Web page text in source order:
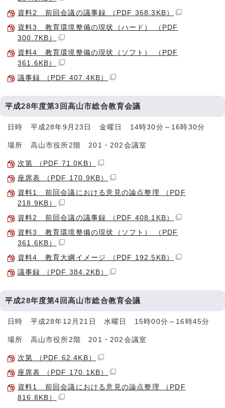
資料2 前回会議の議事録 （PDF 368.3KB）
資料3 教育環境整備の現状（ハード） （PDF
300.7KB）
資料4 教育環境整備の現状（ソフト） （PDF
361.6KB）
議事録 （PDF 407.4KB）
平成28年度第3回高山市総合教育会議
日時 平成28年9月23日 金曜日 14時30分～16時30分
場所 高山市役所2階 201・202会議室
次第 （PDF 71.0KB）
座席表 （PDF 170.9KB）
資料1 前回会議における意見の論点整理 （PDF
218.9KB）
資料2 前回会議の議事録 （PDF 408.1KB）
資料3 教育環境整備の現状（ソフト） （PDF
361.6KB）
資料4 教育大綱イメージ （PDF 192.5KB）
議事録 （PDF 384.2KB）
平成28年度第4回高山市総合教育会議
日時 平成28年12月21日 水曜日 15時00分～16時45分
場所 高山市役所2階 201・202会議室
次第 （PDF 62.4KB）
座席表 （PDF 170.1KB）
資料1 前回会議における意見の論点整理 （PDF
816.8KB）